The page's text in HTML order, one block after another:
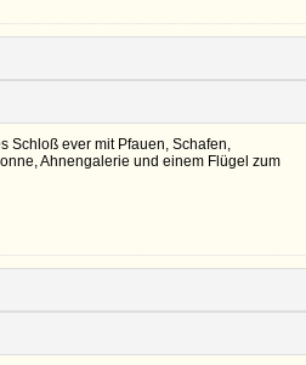
Schloß ever mit Pfauen, Schafen,
Ahnengalerie und einem Flügel zum